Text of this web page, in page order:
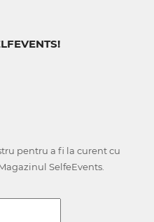
pentru a fi la curent cu
SelfeEvents.